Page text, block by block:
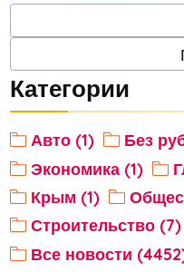
Категории
Авто (1)
Без
Экономика (1)
Крым (1)
Строительство (7)
Все новости